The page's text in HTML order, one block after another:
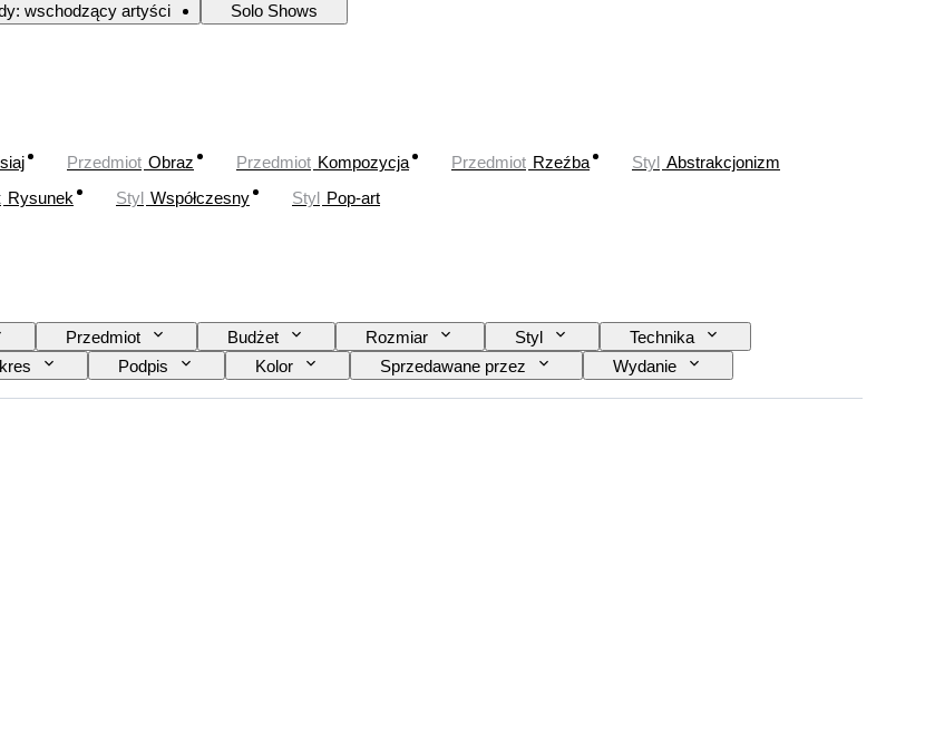
wschodzący artyści Solo Shows
Przedmiot Obraz Przedmiot Kompozycja Przedmiot Rzeźba Styl Abstrakcjonizm
Rysunek Styl Współczesny Styl Pop-art
Przedmiot Budżet Rozmiar Styl
Technika
Podpis Kolor Sprzedawane przez Wydanie